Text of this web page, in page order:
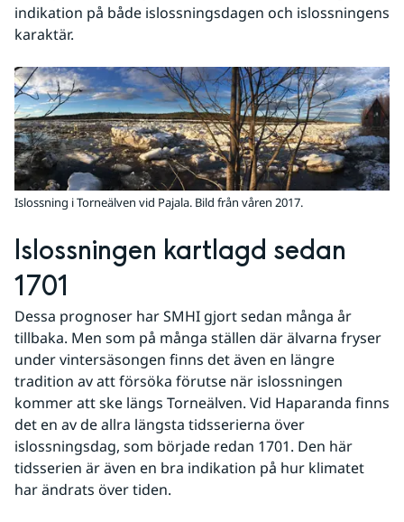
indikation på både islossningsdagen och islossningens
karaktär.
Islossning i Torneälven vid Pajala. Bild från våren 2017.
Islossningen kartlagd sedan
1701
Dessa prognoser har SMHI gjort sedan många år
tillbaka. Men som på många ställen där älvarna fryser
under vintersäsongen finns det även en längre
tradition av att försöka förutse när islossningen
kommer att ske längs Torneälven. Vid Haparanda finns
det en av de allra längsta tidsserierna över
islossningsdag, som började redan 1701. Den här
tidsserien är även en bra indikation på hur klimatet
har ändrats över tiden.